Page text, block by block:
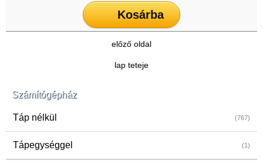
Számítógépház
Táp nélkül (767)
Tápegységgel (1)
Kosárba
előző oldal
lap teteje